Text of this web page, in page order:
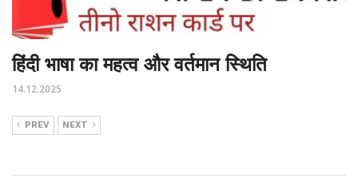
हिंदी भाषा का महत्व और वर्तमान स्थिति
14.12.2025
PREV NEXT